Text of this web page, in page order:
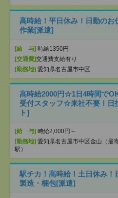
高時給！平日休み！日勤のお
作業[派遣]
[給 与] 時給1350円
[交通費]交通費支給有り
[勤務地] 愛知県名古屋市中区
高時給2000円☆1日4時間で
受付スタッフ☆来社不要！日
ト]
[給 与] 時給2,000円～
[勤務地] 愛知県名古屋市中区金山（最
駅）
駅チカ！高時給！土日休み！
製造・梱包[派遣]